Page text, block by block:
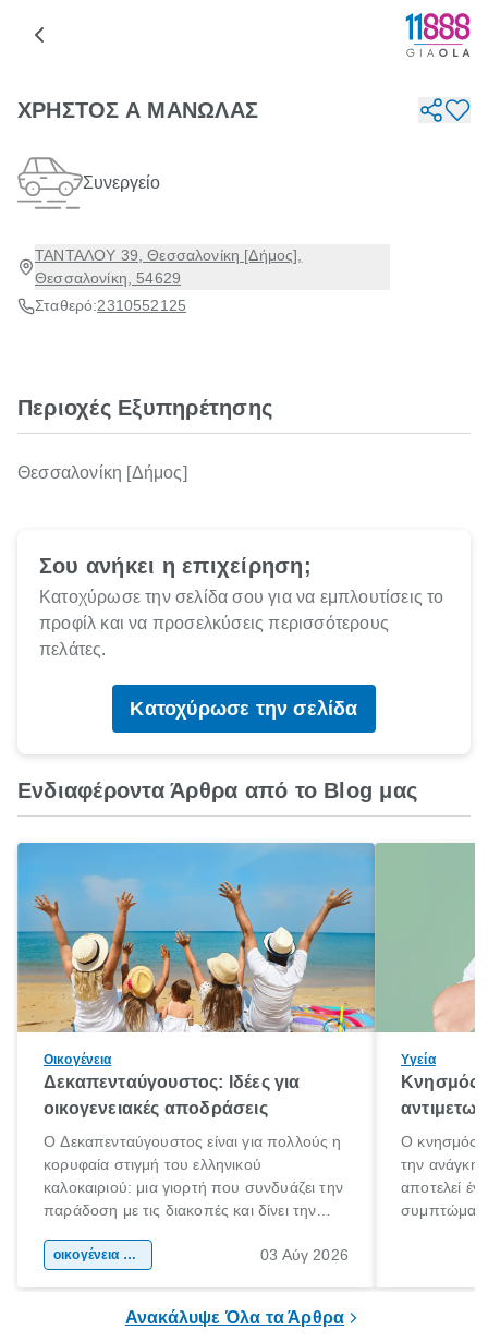
ΧΡΗΣΤΟΣ Α ΜΑΝΩΛΑΣ
Συνεργείο
ΤΑΝΤΑΛΟΥ 39, Θεσσαλονίκη [Δήμος],
Θεσσαλονίκη, 54629
Σταθερό:2310552125
Περιοχές Εξυπηρέτησης
Θεσσαλονίκη [Δήμος]
Σου ανήκει η επιχείρηση;
Κατοχύρωσε την σελίδα σου για να εμπλουτίσεις το
προφίλ και να προσελκύσεις περισσότερους
πελάτες.
Κατοχύρωσε την σελίδα
Ενδιαφέροντα Άρθρα από το Blog μας
Οικογένεια
Δεκαπενταύγουστος: Ιδέες για
οικογενειακές αποδράσεις
Ο Δεκαπενταύγουστος είναι για πολλούς η
κορυφαία στιγμή του ελληνικού
καλοκαιριού: μια γιορτή που συνδυάζει την
παράδοση με τις διακοπές και δίνει την
χώρας. Είτε πρόκειται για λίγες μέρες
οικογένεια & παιδί 03 Αύγ 2026
Υγεία
Κνησμός:
Ο κνησμός
την ανάγκη
αποτελεί
Ανακάλυψε Όλα τα Άρθρα